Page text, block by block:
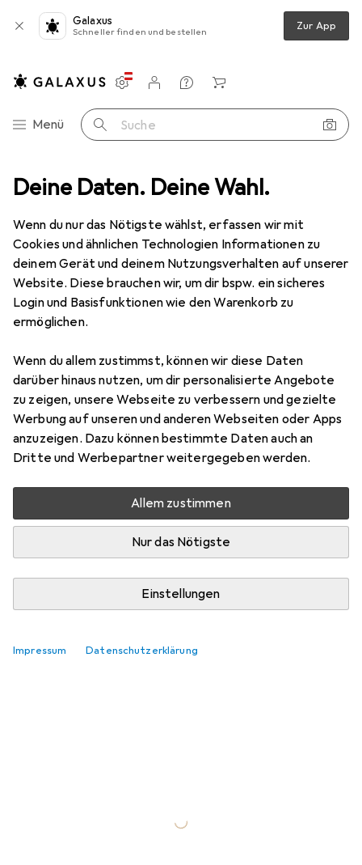
Deine Daten. Deine Wahl.
Wenn du nur das Nötigste wählst, erfassen wir mit
Cookies und ähnlichen Technologien Informationen zu
deinem Gerät und deinem Nutzungsverhalten auf unserer
Website. Diese brauchen wir, um dir bspw. ein sicheres
Login und Basisfunktionen wie den Warenkorb zu
ermöglichen.
Wenn du allem zustimmst, können wir diese Daten
darüber hinaus nutzen, um dir personalisierte Angebote
zu zeigen, unsere Webseite zu verbessern und gezielte
Werbung auf unseren und anderen Webseiten oder Apps
anzuzeigen. Dazu können bestimmte Daten auch an
Dritte und Werbepartner weitergegeben werden.
Allem zustimmen
Nur das Nötigste
Einstellungen
Impressum Datenschutzerklärung
Galaxus
Schneller finden und bestellen Zur App
Navigation nach Kategorien
Menü Suche
Einstellungen
Kundenkonto
Vergleichslisten
Merklisten
Warenkorb
Elektrowerkzeug Zubehör Elektrowerkzeug
Führungsschiene
Produkte Forum